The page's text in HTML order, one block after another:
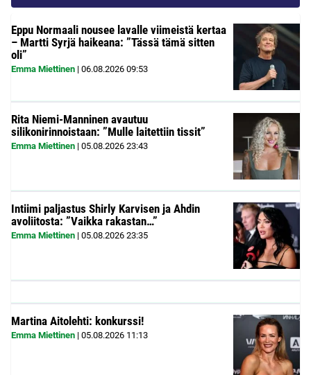
Eppu Normaali nousee lavalle viimeistä kertaa
– Martti Syrjä haikeana: ”Tässä tämä sitten
oli”
Emma Miettinen | 06.08.2026 09:53
Rita Niemi-Manninen avautuu
silikonirinnoistaan: ”Mulle laitettiin tissit”
Emma Miettinen | 05.08.2026 23:43
Intiimi paljastus Shirly Karvisen ja Ahdin
avoliitosta: ”Vaikka rakastan…”
Emma Miettinen | 05.08.2026 23:35
Martina Aitolehti: konkurssi!
Emma Miettinen | 05.08.2026 11:13